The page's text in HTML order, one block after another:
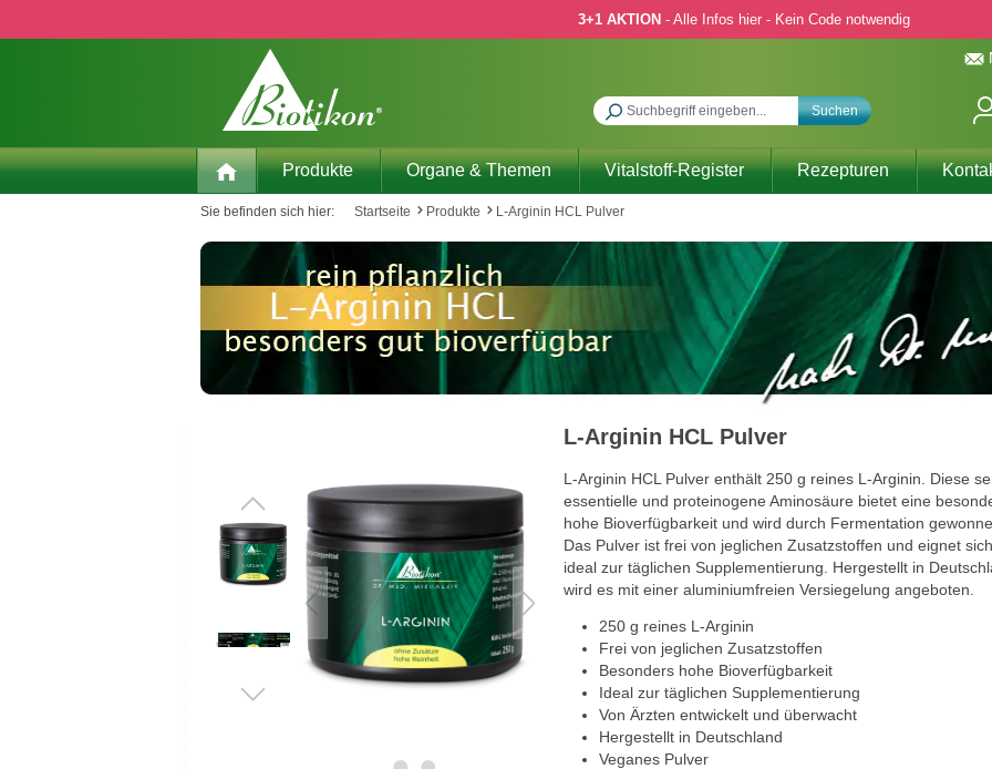
3+1 AKTION - Alle Infos hier - Kein Code notwendig
Suchen
Produkte Organe & Themen Vitalstoff-Register Rezepturen
Sie befinden sich hier: Startseite Produkte L-Arginin HCL Pulver
L-Arginin HCL Pulver
L-Arginin HCL Pulver enthält 250 g reines L-Arginin. Diese
essentielle und proteinogene Aminosäure bietet eine
hohe Bioverfügbarkeit und wird durch Fermentation
Das Pulver ist frei von jeglichen Zusatzstoffen und eignet sich
ideal zur täglichen Supplementierung. Hergestellt in
wird es mit einer aluminiumfreien Versiegelung angeboten.
250 g reines L-Arginin
Frei von jeglichen Zusatzstoffen
Besonders hohe Bioverfügbarkeit
Ideal zur täglichen Supplementierung
Von Ärzten entwickelt und überwacht
Hergestellt in Deutschland
Veganes Pulver